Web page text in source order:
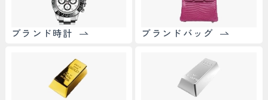
ブランド時計 ブランドバッグ